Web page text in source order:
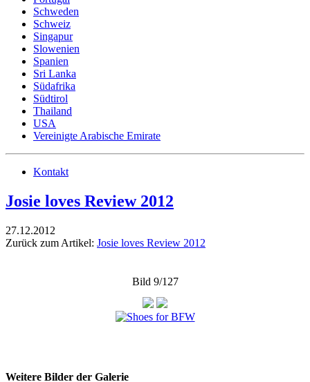
Schweden
Schweiz
Singapur
Slowenien
Spanien
Sri Lanka
Südafrika
Südtirol
Thailand
USA
Vereinigte Arabische Emirate
Kontakt
Josie loves Review 2012
27.12.2012
Zurück zum Artikel: Josie loves Review 2012
Bild 9/127
Weitere Bilder der Galerie